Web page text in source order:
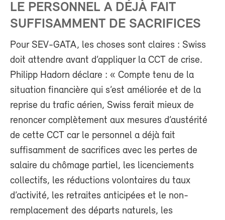
LE PERSONNEL A DÉJÀ FAIT
SUFFISAMMENT DE SACRIFICES
Pour SEV-GATA, les choses sont claires : Swiss
doit attendre avant d’appliquer la CCT de crise.
Philipp Hadorn déclare : « Compte tenu de la
situation financière qui s’est améliorée et de la
reprise du trafic aérien, Swiss ferait mieux de
renoncer complètement aux mesures d’austérité
de cette CCT car le personnel a déjà fait
suffisamment de sacrifices avec les pertes de
salaire du chômage partiel, les licenciements
collectifs, les réductions volontaires du taux
d’activité, les retraites anticipées et le non-
remplacement des départs naturels, les